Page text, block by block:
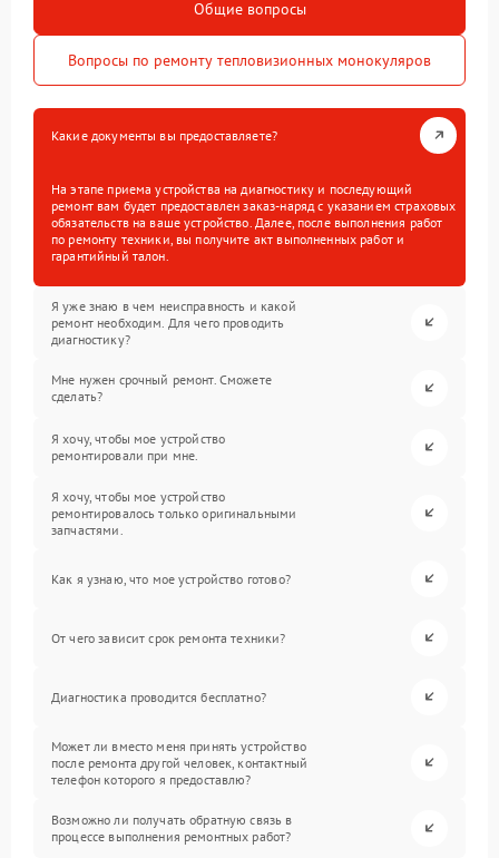
Общие вопросы
Вопросы по ремонту тепловизионных монокуляров
Какие документы вы предоставляете?
На этапе приема устройства на диагностику и последующий
ремонт вам будет предоставлен заказ-наряд с указанием страховых
обязательств на ваше устройство. Далее, после выполнения работ
по ремонту техники, вы получите акт выполненных работ и
гарантийный талон.
Я уже знаю в чем неисправность и какой
ремонт необходим. Для чего проводить
диагностику?
Мне нужен срочный ремонт. Сможете
сделать?
Я хочу, чтобы мое устройство
ремонтировали при мне.
Я хочу, чтобы мое устройство
ремонтировалось только оригинальными
запчастями.
Как я узнаю, что мое устройство готово?
От чего зависит срок ремонта техники?
Диагностика проводится бесплатно?
Может ли вместо меня принять устройство
после ремонта другой человек, контактный
телефон которого я предоставлю?
Возможно ли получать обратную связь в
процессе выполнения ремонтных работ?